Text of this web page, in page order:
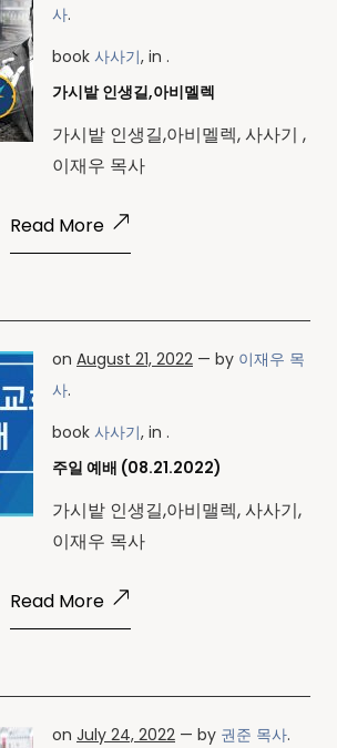
사.
book 사사기, in .
가시밭 인생길,아비멜렉
가시밭 인생길,아비멜렉, 사사기 ,
이재우 목사
Read More
on August 21, 2022 — by 이재우 목
사.
book 사사기, in .
주일 예배 (08.21.2022)
가시밭 인생길,아비맬렉, 사사기,
이재우 목사
Read More
on July 24, 2022 — by 권준 목사.